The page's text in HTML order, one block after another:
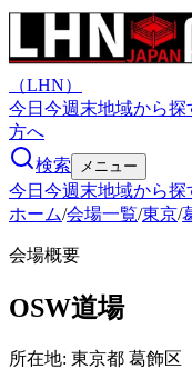
（LHN）
今日 今週末地域から探
方へ
検索
メニュー
今日 今週末地域から探
ホーム/会場一覧/東京/
会場概要
OSW道場
所在地: 東京都 葛飾区